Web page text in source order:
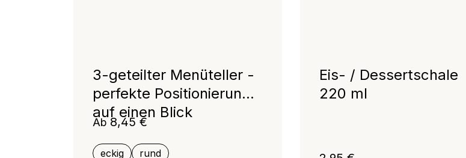
3-geteilter Menüteller -
perfekte Positionierung
auf einen Blick
eckig rund
Regulärer Preis:
Ab 8,45 €
Eis- / Dessertschale
220 ml